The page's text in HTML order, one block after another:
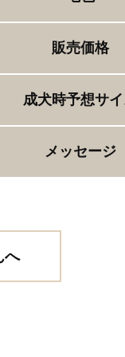
販売価格
成犬時予想サ
メッセージ
へ